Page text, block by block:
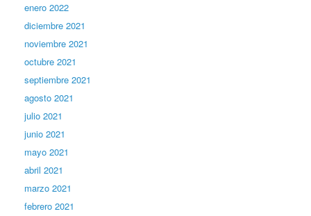
enero 2022
diciembre 2021
noviembre 2021
octubre 2021
septiembre 2021
agosto 2021
julio 2021
junio 2021
mayo 2021
abril 2021
marzo 2021
febrero 2021